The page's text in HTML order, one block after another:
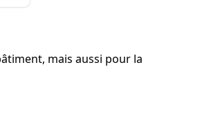
mais aussi pour la